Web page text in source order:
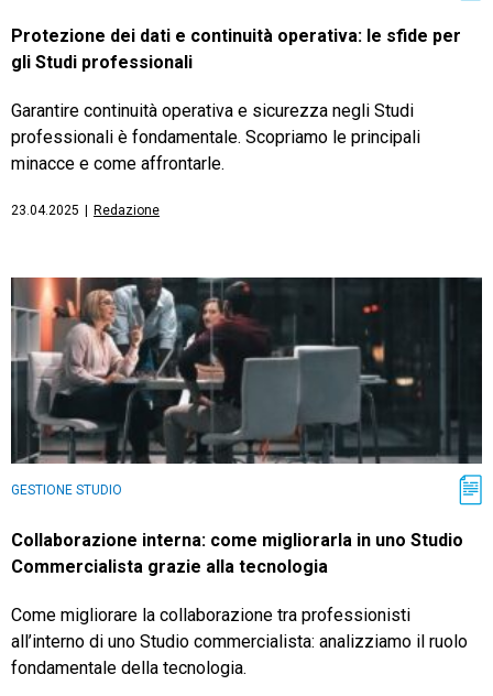
Protezione dei dati e continuità operativa: le sfide per
gli Studi professionali
Garantire continuità operativa e sicurezza negli Studi
professionali è fondamentale. Scopriamo le principali
minacce e come affrontarle.
23.04.2025 Redazione
GESTIONE STUDIO
Collaborazione interna: come migliorarla in uno Studio
Commercialista grazie alla tecnologia
Come migliorare la collaborazione tra professionisti
all’interno di uno Studio commercialista: analizziamo il ruolo
fondamentale della tecnologia.